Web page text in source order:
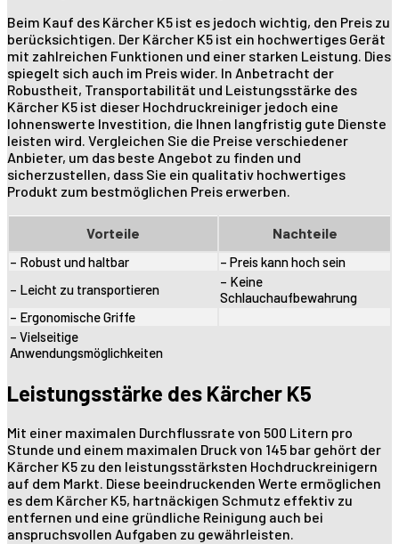
Beim Kauf des Kärcher K5 ist es jedoch wichtig, den Preis zu
berücksichtigen. Der Kärcher K5 ist ein hochwertiges Gerät
mit zahlreichen Funktionen und einer starken Leistung. Dies
spiegelt sich auch im Preis wider. In Anbetracht der
Robustheit, Transportabilität und Leistungsstärke des
Kärcher K5 ist dieser Hochdruckreiniger jedoch eine
lohnenswerte Investition, die Ihnen langfristig gute Dienste
leisten wird. Vergleichen Sie die Preise verschiedener
Anbieter, um das beste Angebot zu finden und
sicherzustellen, dass Sie ein qualitativ hochwertiges
Produkt zum bestmöglichen Preis erwerben.
Vorteile Nachteile
– Robust und haltbar
– Preis kann hoch sein
– Leicht zu transportieren
– Keine
Schlauchaufbewahrung
– Ergonomische Griffe
– Vielseitige
Anwendungsmöglichkeiten
Leistungsstärke des Kärcher K5
Mit einer maximalen Durchflussrate von 500 Litern pro
Stunde und einem maximalen Druck von 145 bar gehört der
Kärcher K5 zu den leistungsstärksten Hochdruckreinigern
auf dem Markt. Diese beeindruckenden Werte ermöglichen
es dem Kärcher K5, hartnäckigen Schmutz effektiv zu
entfernen und eine gründliche Reinigung auch bei
anspruchsvollen Aufgaben zu gewährleisten.